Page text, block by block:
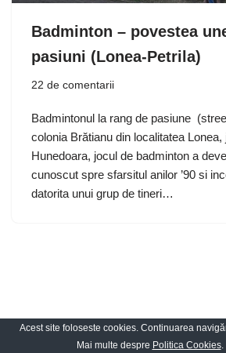
Badminton – povestea
pasiuni (Lonea-Petrila)
22 de comentarii
Badmintonul la rang de pasiune
colonia Brătianu din localitatea Lonea,
Hunedoara, jocul de badminton a
cunoscut spre sfarsitul anilor ’90 si
datorita unui grup de tineri…
Neve | Propulsată de
Acest site foloseste cookies. Continuarea
Mai multe despre Politica Cookies.